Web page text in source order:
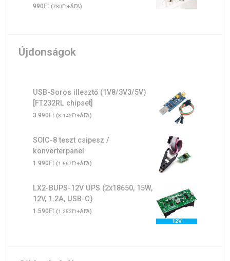
990Ft (780Ft+ÁFA)
Újdonságok
USB-Soros illesztő (1V8/3V3/5V)
[FT232RL chipset]
3.990Ft (3.142Ft+ÁFA)
SOIC-8 teszt csipesz /
konverterpanel
1.990Ft (1.567Ft+ÁFA)
LX2-BUPS-12V UPS (2x18650, 15W,
12V, 1.2A, USB-C)
1.590Ft (1.252Ft+ÁFA)